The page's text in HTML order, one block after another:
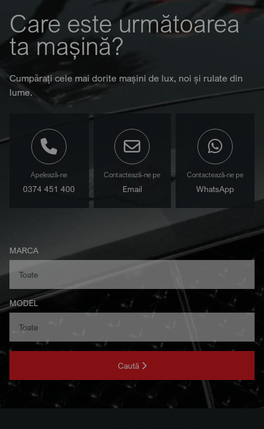
Care este următoarea
ta mașină?
Cumpărați cele mai dorite mașini de lux, noi și rulate din
lume.
Apelează-ne
0374 451 400
Contactează-ne pe
Email
Contactează-ne pe
WhatsApp
MARCA
MODEL
Caută